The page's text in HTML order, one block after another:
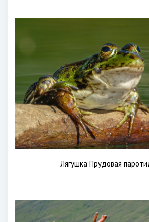
Лягушка Прудовая